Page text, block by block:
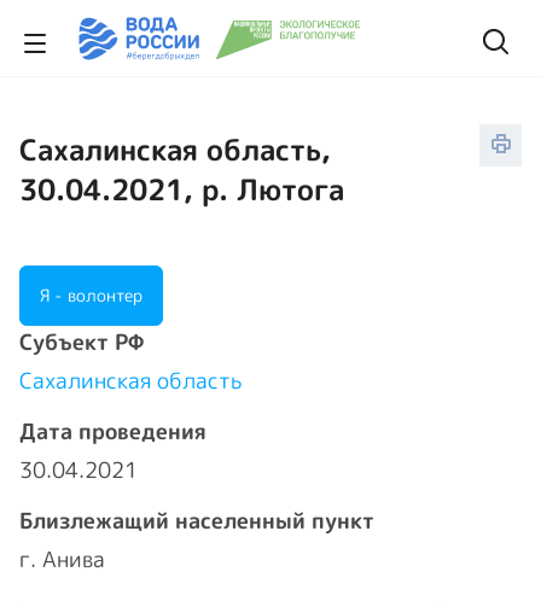
Сахалинская область,
30.04.2021, р. Лютога
Я - волонтер
Cубъект РФ
Сахалинская область
Дата проведения
30.04.2021
Близлежащий населенный пункт
г. Анива